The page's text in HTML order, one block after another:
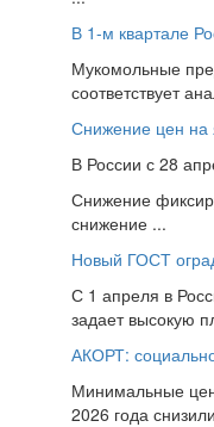
В 1-м квартале
Мукомольные
соответствует
Снижение цен на
В России с 28
Снижение
снижение ...
Новый ГОСТ
С 1 апреля в
задает высокую
АКОРТ:
Минимальные
2026 года